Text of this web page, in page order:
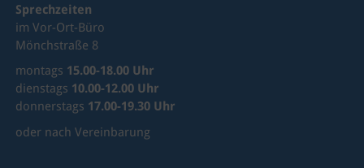
Sprechzeiten
im Vor-Ort-Büro
Mönchstraße 8
montags 15.00-18.00 Uhr
dienstags 10.00-12.00 Uhr
donnerstags 17.00-19.30 Uhr
oder nach Vereinbarung